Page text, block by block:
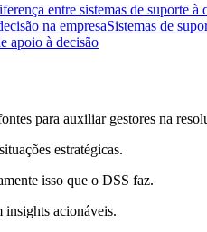
entre sistemas de suporte à
na empresaSistemas de
apoio à decisão
para auxiliar gestores na
estratégicas.
isso que o DSS faz.
insights acionáveis.